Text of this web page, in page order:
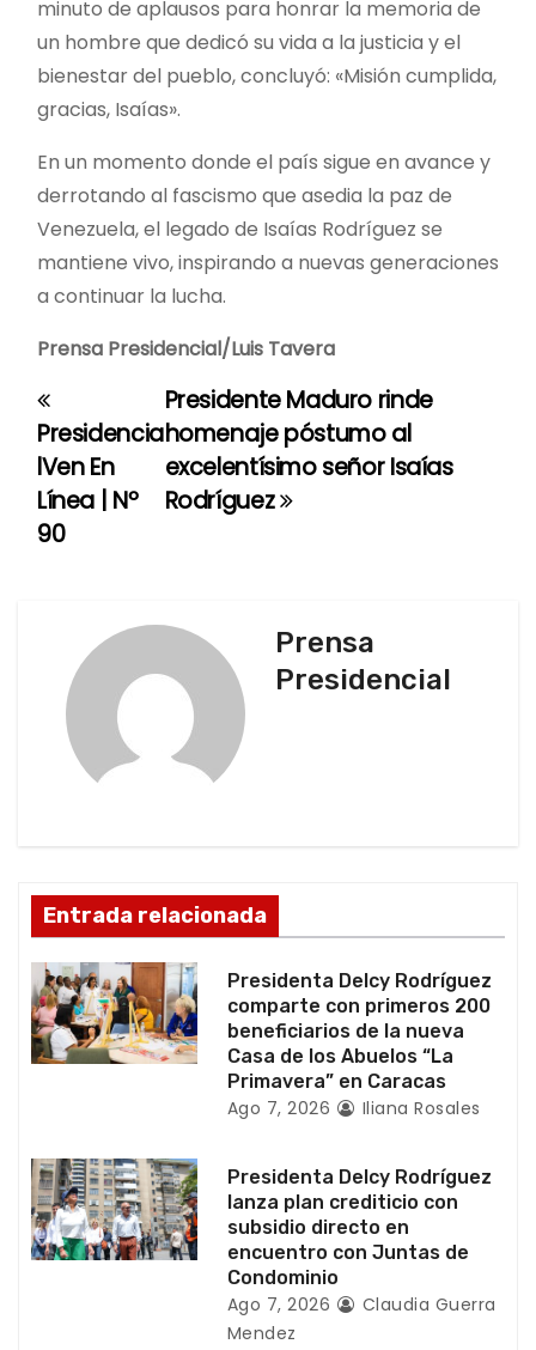
minuto de aplausos para honrar la memoria de
un hombre que dedicó su vida a la justicia y el
bienestar del pueblo, concluyó: «Misión cumplida,
gracias, Isaías».
En un momento donde el país sigue en avance y
derrotando al fascismo que asedia la paz de
Venezuela, el legado de Isaías Rodríguez se
mantiene vivo, inspirando a nuevas generaciones
a continuar la lucha.
Prensa Presidencial/Luis Tavera
N
a
v
d
e
e
n
r
a
d
Presidente Maduro rinde
homenaje póstumo al
excelentísimo señor Isaías
Rodríguez
Presidencia
lVen En
Línea | Nº
90
Prensa
Presidencial
Entrada relacionada
Presidenta Delcy Rodríguez
comparte con primeros 200
beneficiarios de la nueva
Casa de los Abuelos “La
Primavera” en Caracas
Ago 7, 2026 Iliana Rosales
Presidenta Delcy Rodríguez
lanza plan crediticio con
subsidio directo en
encuentro con Juntas de
Condominio
Ago 7, 2026
Claudia Guerra
Mendez